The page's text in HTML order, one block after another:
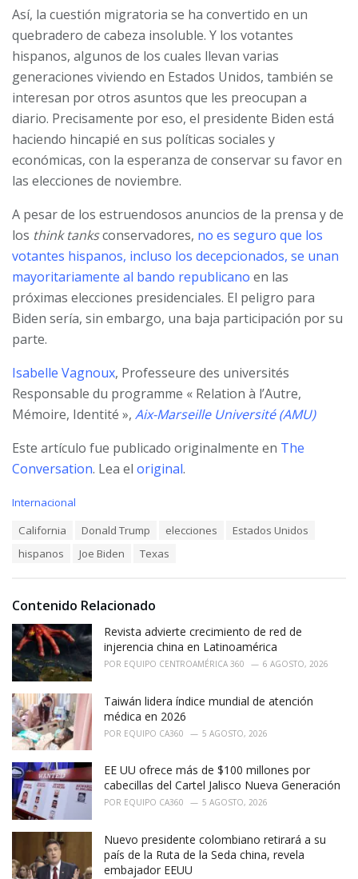
Así, la cuestión migratoria se ha convertido en un
quebradero de cabeza insoluble. Y los votantes
hispanos, algunos de los cuales llevan varias
generaciones viviendo en Estados Unidos, también se
interesan por otros asuntos que les preocupan a
diario. Precisamente por eso, el presidente Biden está
haciendo hincapié en sus políticas sociales y
económicas, con la esperanza de conservar su favor en
las elecciones de noviembre.
A pesar de los estruendosos anuncios de la prensa y de
los think tanksconservadores, no es seguro que los
votantes hispanos, incluso los decepcionados, se unan
mayoritariamente al bando republicano en las
próximas elecciones presidenciales. El peligro para
Biden sería, sin embargo, una baja participación por su
parte.
Isabelle Vagnoux, Professeure des universités
Responsable du programme « Relation à l’Autre,
Mémoire, Identité », Aix-Marseille Université (AMU)
Este artículo fue publicado originalmente en The
Conversation. Lea el original.
C
i
s
Internacional
California Donald Trump elecciones
Estados Unidos
hispanos
Joe Biden Texas
Contenido Relacionado
Revista advierte crecimiento de red de
injerencia china en Latinoamérica
POR EQUIPO CENTROAMÉRICA 360 6 AGOSTO, 2026
Taiwán lidera índice mundial de atención
médica en 2026
POR EQUIPO CA360 5 AGOSTO, 2026
EE UU ofrece más de $100 millones por
cabecillas del Cartel Jalisco Nueva Generación
POR EQUIPO CA360 5 AGOSTO, 2026
Nuevo presidente colombiano retirará a su
país de la Ruta de la Seda china, revela
embajador EEUU